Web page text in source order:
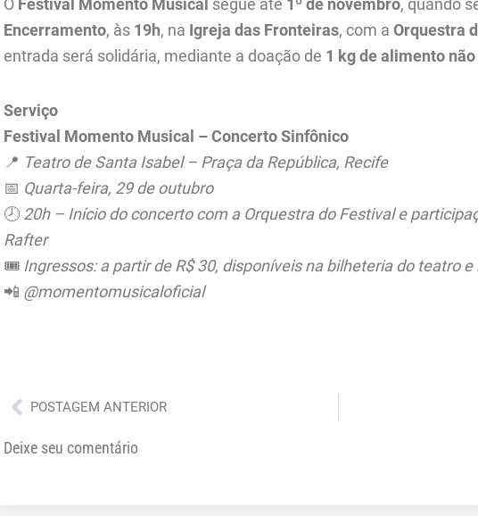
O Festival Momento Musical segue até 1º de novembro, quando
Encerramento, às 19h, na Igreja das Fronteiras, com a Orquestra
entrada será solidária, mediante a doação de 1 kg de alimento
Serviço
Festival Momento Musical – Concerto Sinfônico
📍 Teatro de Santa Isabel – Praça da República, Recife
📅 Quarta-feira, 29 de outubro
🕗20h – Início do concerto com a Orquestra do Festival e
Rafter
🎟️ Ingressos: a partir de R$ 30, disponíveis na bilheteria do teatro
📲 @momentomusicaloficial
Anterior
POSTAGEM ANTERIOR
Deixe seu comentário